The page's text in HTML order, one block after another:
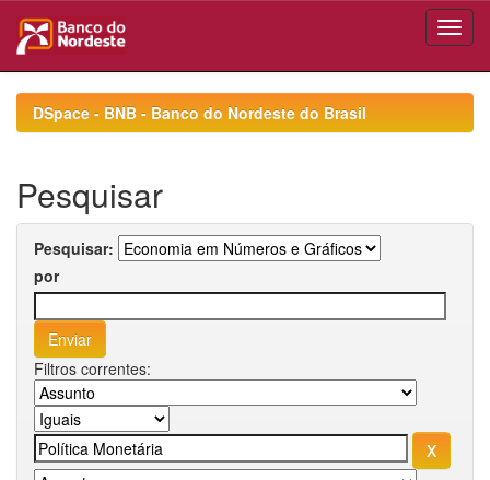
navigationDSpace - BNB - Banco do Nordeste do Brasil
Pesquisar
Pesquisar:
por
Filtros correntes: